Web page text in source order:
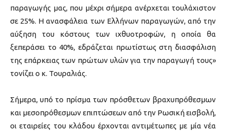
παραγωγής μας, που μέχρι σήμερα ανέρχεται τουλάχιστον
σε 25%. Η ανασφάλεια των Ελλήνων παραγωγών, από την
αύξηση του κόστους των ιχθυοτροφών, η οποία θα
ξεπεράσει το 40%, εδράζεται πρωτίστως στη διασφάλιση
της επάρκειας των πρώτων υλών για την παραγωγή τους»
τονίζει ο κ. Τουραλιάς.
Σήμερα, υπό το πρίσμα των πρόσθετων βραχυπρόθεσμων
και μεσοπρόθεσμων επιπτώσεων από την Ρωσική εισβολή,
οι εταιρείες του κλάδου έρχονται αντιμέτωπες με μία νέα